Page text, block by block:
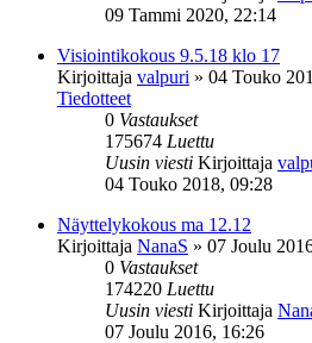
09 Tammi 2020, 22:14
Visiointikokous 9.5.18 klo 17
Kirjoittaja valpuri » 04 Touko
Tiedotteet
0 Vastaukset
175674 Luettu
Uusin viesti Kirjoittaja
04 Touko 2018, 09:28
Näyttelykokous ma 12.12
Kirjoittaja NanaS » 07 Joulu
0 Vastaukset
174220 Luettu
Uusin viesti Kirjoittaja
07 Joulu 2016, 16:26